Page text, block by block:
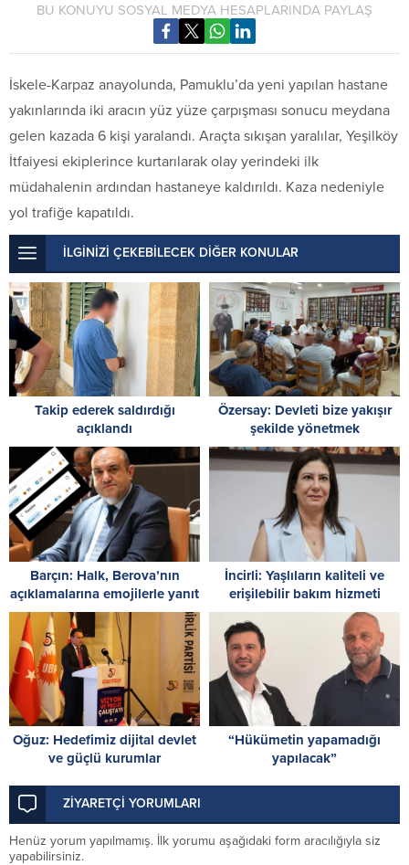
BU KONUYU SOSYAL MEDYA HESAPLARINDA PAYLAŞ
İskele-Karpaz anayolunda, Pamuklu’da yeni yapılan hastane
yakınlarında iki aracın yüz yüze çarpışması sonucu meydana
gelen kazada 6 kişi yaralandı. Araçta sıkışan yaralılar, Yeşilköy
İtfaiyesi ekiplerince kurtarılarak olay yerindeki ilk
müdahalenin ardından hastaneye kaldırıldı. Kaza nedeniyle
yol trafiğe kapatıldı.
İLGİNİZİ ÇEKEBİLECEK DİĞER KONULAR
Takip ederek saldırdığı
açıklandı
Özersay: Devleti bize yakışır
şekilde yönetmek
şehitlerimize borcumuzdur
Barçın: Halk, Berova’nın
açıklamalarına emojilerle yanıt
veriyor
İncirli: Yaşlıların kaliteli ve
erişilebilir bakım hizmeti
alması en temel önceliğimiz
Oğuz: Hedefimiz dijital devlet
ve güçlü kurumlar
“Hükümetin yapamadığı
yapılacak”
ZİYARETÇİ YORUMLARI
Henüz yorum yapılmamış. İlk yorumu aşağıdaki form aracılığıyla siz
yapabilirsiniz.